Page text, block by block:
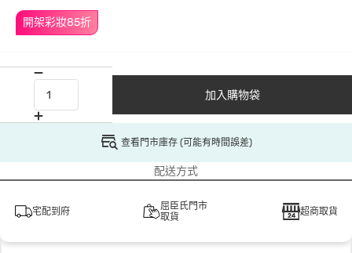
開架彩妝85折
加入購物袋
查看門市庫存 (可能有時間誤差)
配送方式
宅配到府
屈臣氏門市
取貨
超商取貨